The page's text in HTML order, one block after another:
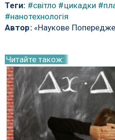
Теги: #світло #цикадки
#нанотехнологія
Автор:«Наукове
Читайте також: